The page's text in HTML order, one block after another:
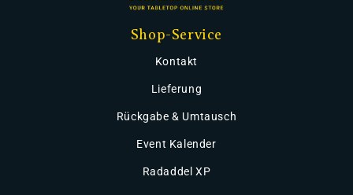
Shop-Service
Kontakt
Lieferung
Rückgabe & Umtausch
Event Kalender
Radaddel XP